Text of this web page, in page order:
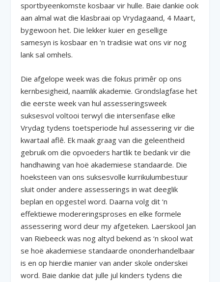
sportbyeenkomste kosbaar vir hulle. Baie dankie ook
aan almal wat die klasbraai op Vrydagaand, 4 Maart,
bygewoon het. Die lekker kuier en gesellige
samesyn is kosbaar en ‘n tradisie wat ons vir nog
lank sal omhels.
Die afgelope week was die fokus primêr op ons
kernbesigheid, naamlik akademie. Grondslagfase het
die eerste week van hul assesseringsweek
suksesvol voltooi terwyl die intersenfase elke
Vrydag tydens toetsperiode hul assessering vir die
kwartaal aflê. Ek maak graag van die geleentheid
gebruik om die opvoeders hartlik te bedank vir die
handhawing van hoë akademiese standaarde. Die
hoeksteen van ons suksesvolle kurrikulumbestuur
sluit onder andere assesserings in wat deeglik
beplan en opgestel word. Daarna volg dit ‘n
effektiewe modereringsproses en elke formele
assessering word deur my afgeteken. Laerskool Jan
van Riebeeck was nog altyd bekend as ‘n skool wat
se hoë akademiese standaarde ononderhandelbaar
is en op hierdie manier van ander skole onderskei
word. Baie dankie dat julle jul kinders tydens die